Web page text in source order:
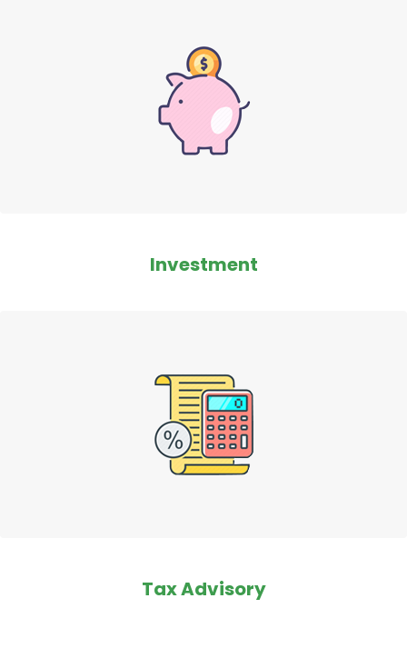
Investment
Tax Advisory